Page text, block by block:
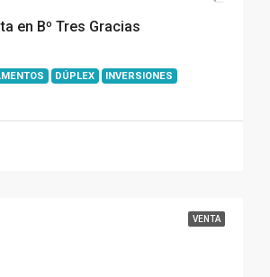
en Bº Tres Gracias
DÚPLEX
INVERSIONES
VENTA